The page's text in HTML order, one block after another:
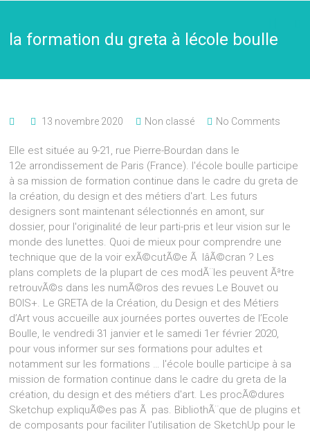
la formation du greta à lécole boulle
13 novembre 2020 Non classé No Comments
Elle est située au 9-21, rue Pierre-Bourdan dans le
12e arrondissement de Paris (France). l'école boulle participe
à sa mission de formation continue dans le cadre du greta de
la création, du design et des métiers d'art. Les futurs
designers sont maintenant sélectionnés en amont, sur
dossier, pour l'originalité de leur parti-pris et leur vision sur le
monde des lunettes. Quoi de mieux pour comprendre une
technique que de la voir exÃ©cutÃ©e Ã lâÃ©cran ? Les
plans complets de la plupart de ces modÃ¨les peuvent Ãªtre
retrouvÃ©s dans les numÃ©ros des revues Le Bouvet ou
BOIS+. Le GRETA de la Création, du Design et des Métiers
d’Art vous accueille aux journées portes ouvertes de l’Ecole
Boulle, le vendredi 31 janvier et le samedi 1er février 2020,
pour vous informer sur ses formations pour adultes et
notamment sur les formations … l'école boulle participe à sa
mission de formation continue dans le cadre du greta de la
création, du design et des métiers d'art. Les procÃ©dures
Sketchup expliquÃ©es pas Ã pas. BibliothÃ¨que de plugins et
de composants pour faciliter l'utilisation de SketchUp pour le